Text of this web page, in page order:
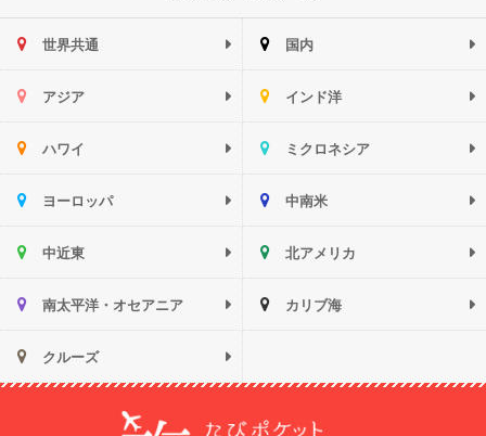
世界共通 国内
アジア インド洋
ハワイ ミクロネシア
ヨーロッパ 中南米
中近東 北アメリカ
南太平洋・オセアニア カリブ海
クルーズ